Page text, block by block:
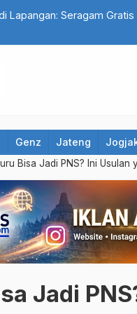
Rp100 Ribu, Bisa Ikut
Genz Jateng
Bisa Jadi PNS? Ini
Jadi